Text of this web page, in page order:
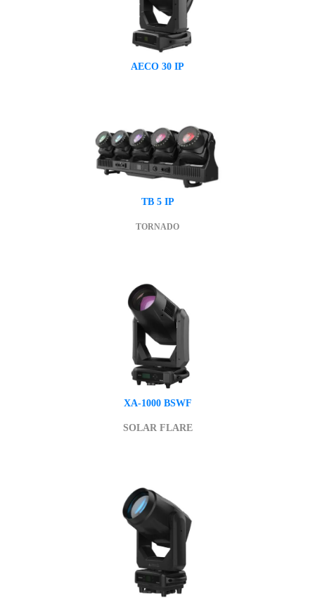
AECO 30 IP
TB 5 IP
TORNADO
XA-1000 BSWF
SOLAR FLARE